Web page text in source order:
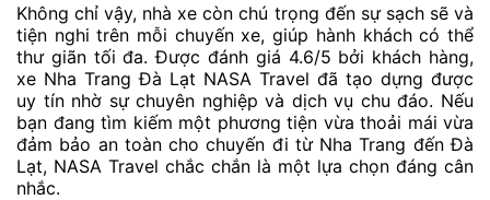
Không chỉ vậy, nhà xe còn chú trọng đến sự sạch sẽ và
tiện nghi trên mỗi chuyến xe, giúp hành khách có thể
thư giãn tối đa. Được đánh giá 4.6/5 bởi khách hàng,
xe Nha Trang Đà Lạt NASA Travel đã tạo dựng được
uy tín nhờ sự chuyên nghiệp và dịch vụ chu đáo. Nếu
bạn đang tìm kiếm một phương tiện vừa thoải mái vừa
đảm bảo an toàn cho chuyến đi từ Nha Trang đến Đà
Lạt, NASA Travel chắc chắn là một lựa chọn đáng cân
nhắc.